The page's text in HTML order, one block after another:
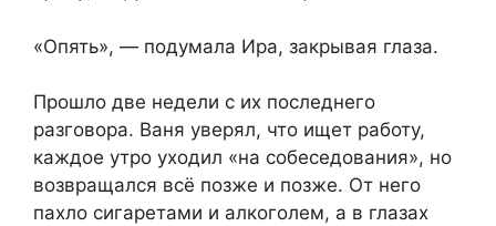
«Опять», — подумала Ира, закрывая глаза.
Прошло две недели с их последнего
разговора. Ваня уверял, что ищет работу,
каждое утро уходил «на собеседования», но
возвращался всё позже и позже. От него
пахло сигаретами и алкоголем, а в глазах